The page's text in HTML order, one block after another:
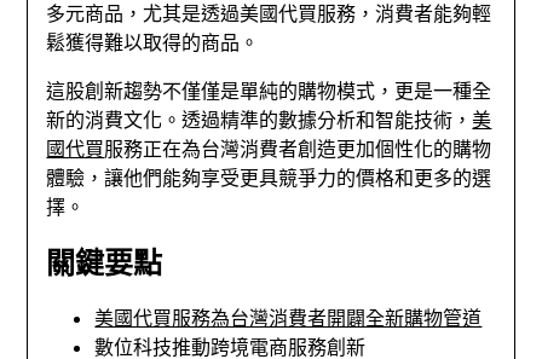
多元商品，尤其是透過美國代買服務，消費者能夠輕
鬆獲得難以取得的商品。
這股創新趨勢不僅僅是單純的購物模式，更是一種全
新的消費文化。透過精準的數據分析和智能技術，美
國代買服務正在為台灣消費者創造更加個性化的購物
體驗，讓他們能夠享受更具競爭力的價格和更多的選
擇。
關鍵要點
美國代買服務為台灣消費者開闢全新購物管道
數位科技推動跨境電商服務創新